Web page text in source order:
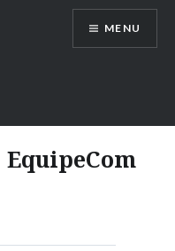
MENU
EquipeCom